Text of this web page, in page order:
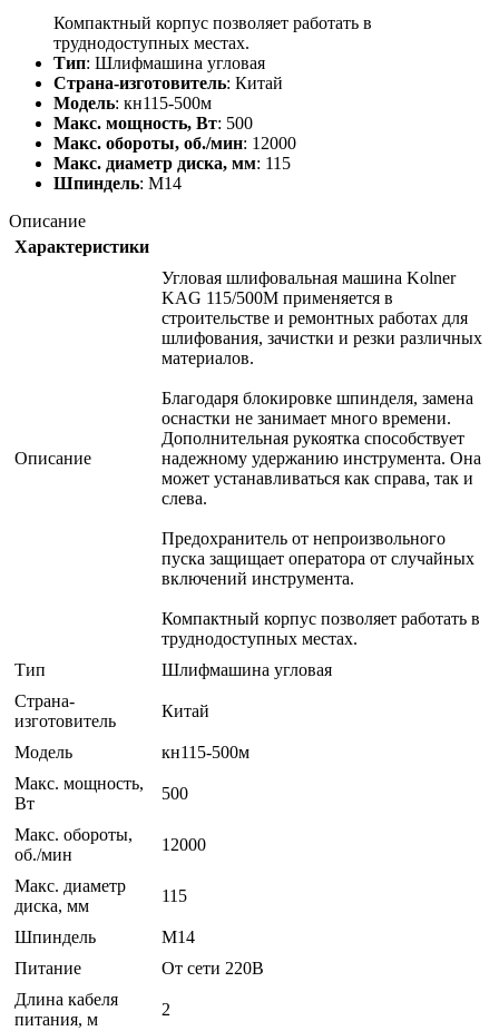
Компактный корпус позволяет работать в
труднодоступных местах.
Тип: Шлифмашина угловая
Страна-изготовитель: Китай
Модель: кн115-500м
Макс. мощность, Вт: 500
Макс. обороты, об./мин: 12000
Макс. диаметр диска, мм: 115
Шпиндель: M14
Описание
Характеристики
Описание
Угловая шлифовальная машина Kolner
KAG 115/500M применяется в
строительстве и ремонтных работах для
шлифования, зачистки и резки различных
материалов.
Благодаря блокировке шпинделя, замена
оснастки не занимает много времени.
Дополнительная рукоятка способствует
надежному удержанию инструмента. Она
может устанавливаться как справа, так и
слева.
Предохранитель от непроизвольного
пуска защищает оператора от случайных
включений инструмента.
Компактный корпус позволяет работать в
труднодоступных местах.
Тип
Шлифмашина угловая
Страна-
изготовитель
Китай
Модель
кн115-500м
Макс. мощность,
Вт
500
Макс. обороты,
об./мин
12000
Макс. диаметр
диска, мм
115
Шпиндель
M14
Питание
От сети 220В
Длина кабеля
питания, м
2